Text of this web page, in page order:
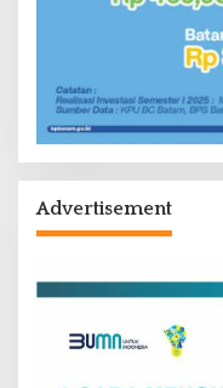
Advertisement